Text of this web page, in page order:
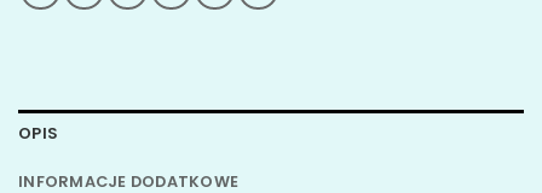
OPIS
INFORMACJE DODATKOWE